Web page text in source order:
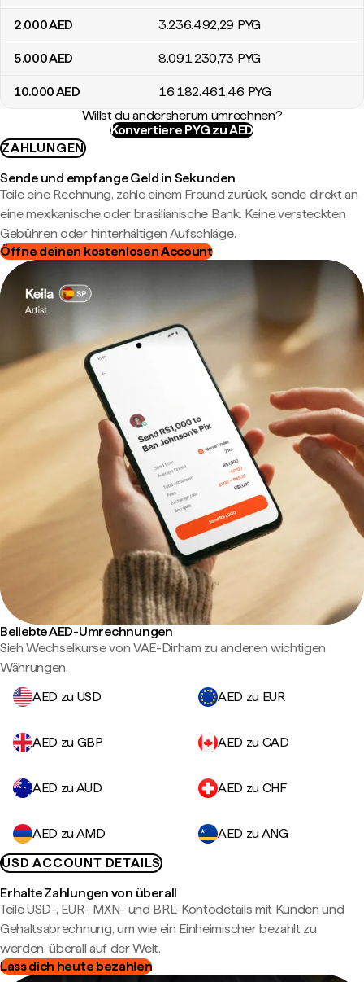
2.000AED 3.236.492,29 PYG
5.000AED 8.091.230,73 PYG
10.000AED 16.182.461,46 PYG
Willst du andersherum umrechnen?
Konvertiere PYG zu AED
ZAHLUNGEN
Sende und empfange Geld in Sekunden
Teile eine Rechnung, zahle einem Freund zurück, sende direkt an
eine mexikanische oder brasilianische Bank. Keine versteckten
Gebühren oder hinterhältigen Aufschläge.
Öffne deinen kostenlosen Account
Beliebte AED-Umrechnungen
Sieh Wechselkurse von VAE-Dirham zu anderen wichtigen
Währungen.
AED zu USD
AED zu EUR
AED zu GBP AED zu CAD
AED zu AUD AED zu CHF
AED zu AMD
AED zu ANG
USD ACCOUNT DETAILS
Erhalte Zahlungen von überall
Teile USD-, EUR-, MXN- und BRL-Kontodetails mit Kunden und
Gehaltsabrechnung, um wie ein Einheimischer bezahlt zu
werden, überall auf der Welt.
Lass dich heute bezahlen